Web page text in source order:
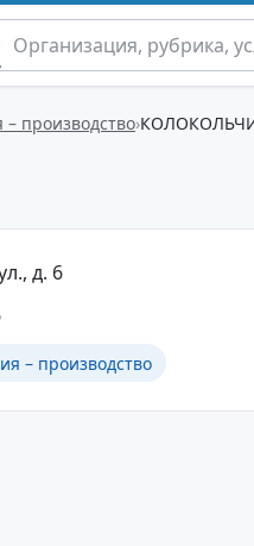
производство
д. 6
– производство